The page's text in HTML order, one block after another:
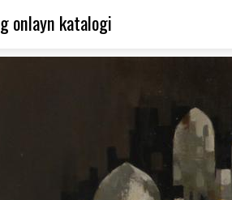
onlayn katalogi